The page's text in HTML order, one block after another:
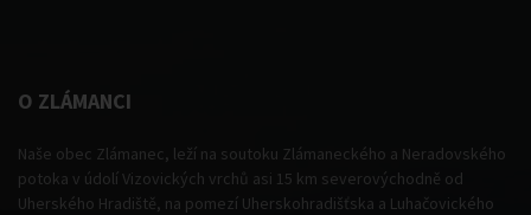
O ZLÁMANCI
Naše obec Zlámanec, leží na soutoku Zlámaneckého a Neradovského
potoka v údolí Vizovických vrchů asi 15 km severovýchodně od
Uherského Hradiště, na pomezí Uherskohradišťska a Luhačovického